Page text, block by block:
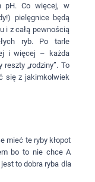
pH. Co więcej, w
pielęgnice będą
i z całą pewnością
ryb. Po tarle
i więcej – każda
„rodziny”. To
się z jakimkolwiek
mieć te ryby kłopot
bo to nie chce A
to dobra ryba dla